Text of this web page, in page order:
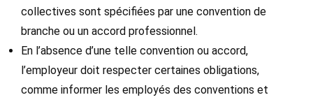
collectives sont spécifiées par une convention de
branche ou un accord professionnel.
En l’absence d’une telle convention ou accord,
l’employeur doit respecter certaines obligations,
comme informer les employés des conventions et